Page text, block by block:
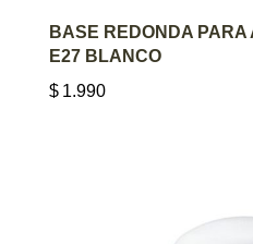
AGREGAR
BASE REDONDA
E27 BLANCO
$ 1.990